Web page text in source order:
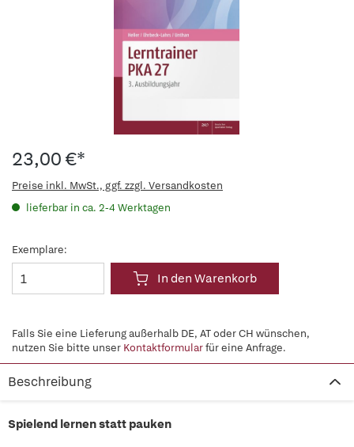
23,00 €*
Preise inkl. MwSt., ggf. zzgl. Versandkosten
lieferbar in ca. 2-4 Werktagen
Exemplare:
In den Warenkorb
Falls Sie eine Lieferung außerhalb DE, AT oder CH wünschen,
nutzen Sie bitte unser Kontaktformularfür eine Anfrage.
Beschreibung
Spielend lernen statt pauken